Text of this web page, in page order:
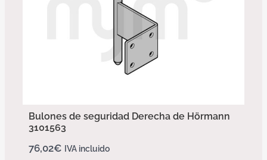
Bulones de seguridad Derecha de Hörmann
3101563
76,02€ IVA incluido